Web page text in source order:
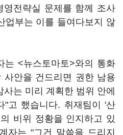
영전략실 문제를 함께 조사
업부는 이를 들여다보지 않
는 <뉴스토마토>와의 통화
안을 건드리면 권한 남용
는 미리 계획한 범위 안에
"고 했습니다. 취재팀이 '산
비위 정황을 인지하고 있
자는 "그건 말씀을 드리지